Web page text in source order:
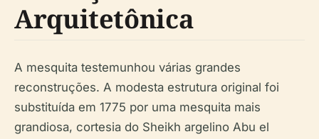
Arquitetônica
A mesquita testemunhou várias grandes
reconstruções. A modesta estrutura original foi
substituída em 1775 por uma mesquita mais
grandiosa, cortesia do Sheikh argelino Abu el